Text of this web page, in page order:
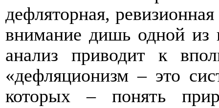
дефляторная,
внимание дишь одной из
анализ приводит к
«дефляционизм – это
которых – понять